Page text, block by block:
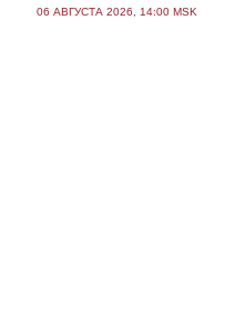
06 АВГУСТА 2026, 14:00 MSK